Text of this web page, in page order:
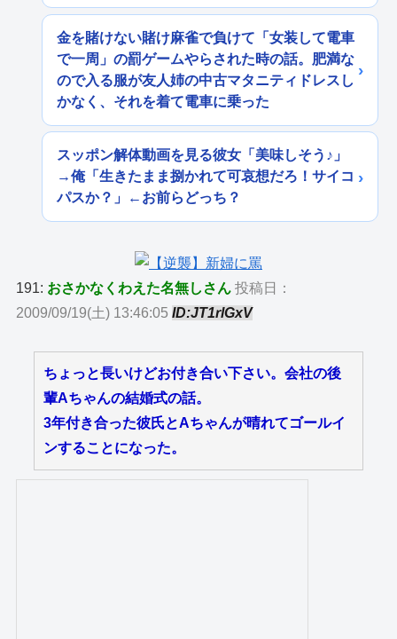
金を賭けない賭け麻雀で負けて「女装して電車
で一周」の罰ゲームやらされた時の話。肥満な
ので入る服が友人姉の中古マタニティドレスし
かなく、それを着て電車に乗った
スッポン解体動画を見る彼女「美味しそう♪」
→俺「生きたまま捌かれて可哀想だろ！サイコ
パスか？」←お前らどっち？
191: おさかなくわえた名無しさん 投稿日：
2009/09/19(土) 13:46:05ID:JT1rlGxV
ちょっと長いけどお付き合い下さい。会社の後
輩Aちゃんの結婚式の話。
3年付き合った彼氏とAちゃんが晴れてゴールイ
ンすることになった。